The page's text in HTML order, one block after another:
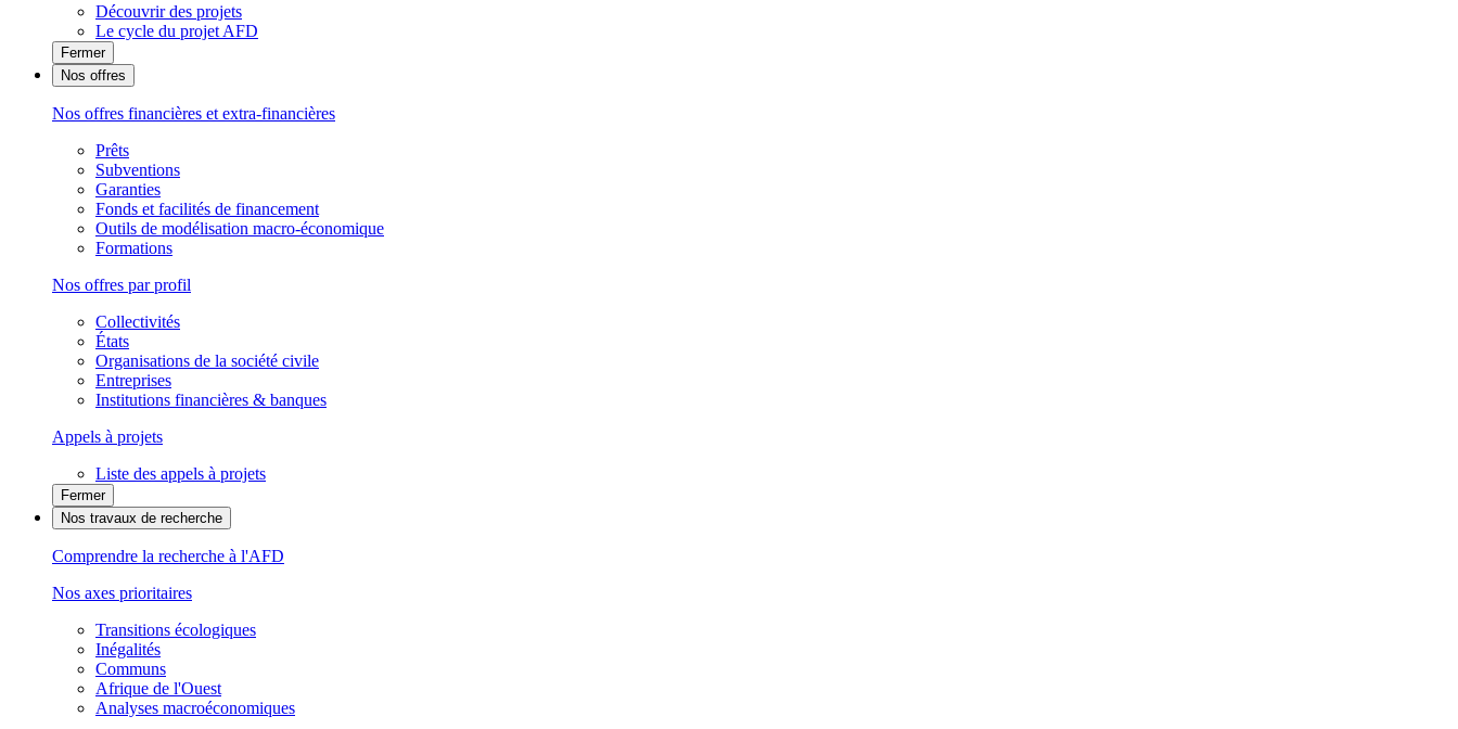
Découvrir des projets
Le cycle du projet AFD
Fermer
Nos offres
Nos offres financières et extra-financières
Prêts
Subventions
Garanties
Fonds et facilités de financement
Outils de modélisation macro-économique
Formations
Nos offres par profil
Collectivités
États
Organisations de la société civile
Entreprises
Institutions financières & banques
Appels à projets
Liste des appels à projets
Fermer
Nos travaux de recherche
Comprendre la recherche à l'AFD
Nos axes prioritaires
Transitions écologiques
Inégalités
Communs
Afrique de l'Ouest
Analyses macroéconomiques